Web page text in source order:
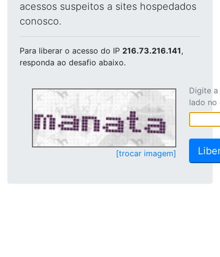
acessos suspeitos a sites hospedados
conosco.
Para liberar o acesso do IP 216.73.216.141,
responda ao desafio abaixo.
[trocar imagem]
Digite
lado no